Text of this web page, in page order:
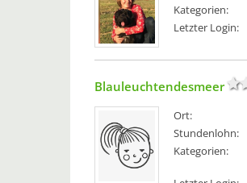
Kategorien:
Letzter Login:
Blauleuchtendesmeer
Ort:
Stundenlohn:
Kategorien: